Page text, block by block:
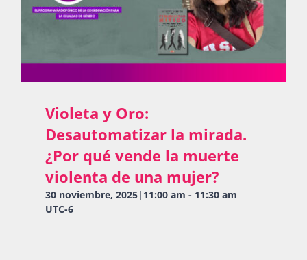
Violeta y Oro:
Desautomatizar la mirada.
¿Por qué vende la muerte
violenta de una mujer?
30 noviembre, 2025|11:00 am - 11:30 am
UTC-6